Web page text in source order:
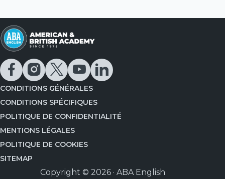
Copyright © 2026 · ABA English
CONDITIONS GÉNÉRALES
CONDITIONS SPÉCIFIQUES
POLITIQUE DE CONFIDENTIALITÉ
MENTIONS LÉGALES
POLITIQUE DE COOKIES
SITEMAP